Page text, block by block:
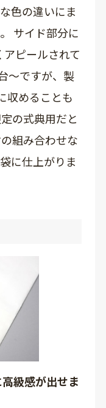
色の違いにま
サイド部分に
ピールされて
～ですが、製
収めることも
の式典用だと
組み合わせな
に仕上がりま
級感が出せま